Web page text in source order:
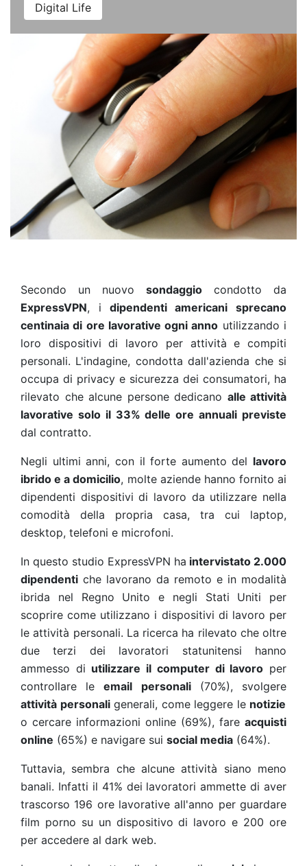
Digital Life
Secondo un nuovo sondaggio
condotto da
ExpressVPN, i
dipendenti americani sprecano
centinaia di ore lavorative ogni anno utilizzando i
loro dispositivi di lavoro per attività e compiti
personali. L'indagine, condotta dall'azienda che si
occupa di privacy e sicurezza dei consumatori, ha
rilevato che alcune persone dedicano alle attività
lavorative solo il 33% delle ore annuali previste
dal contratto.
Negli ultimi anni, con il forte aumento del lavoro
ibrido e a domicilio, molte aziende hanno fornito ai
dipendenti dispositivi di lavoro da utilizzare nella
comodità della propria casa, tra cui laptop,
desktop, telefoni e microfoni.
In questo studio ExpressVPN ha intervistato 2.000
dipendenti che lavorano da remoto e in modalità
ibrida nel Regno Unito e negli Stati Uniti per
scoprire come utilizzano i dispositivi di lavoro per
le attività personali. La ricerca ha rilevato che oltre
due terzi dei lavoratori statunitensi hanno
ammesso di utilizzare il computer di lavoro per
controllare le
email personali
(70%), svolgere
attività personali generali, come leggere le notizie
o cercare informazioni online (69%), fare acquisti
online (65%) e navigare sui social media (64%).
Tuttavia, sembra che alcune attività siano meno
banali. Infatti il 41% dei lavoratori ammette di aver
trascorso 196 ore lavorative all'anno per guardare
film porno su un dispositivo di lavoro e 200 ore
per accedere al dark web.